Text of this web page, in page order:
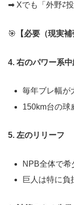
➡ Xでも「外野⇄
🎯 【必要（現実
4. 右のパワー系
毎年ブレ幅が
150km台の球
5. 左のリリーフ
NPB全体で希
巨人は特に負